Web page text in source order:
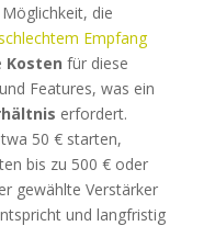
die
Empfang
Kosten für diese
Features, was ein
erfordert.
50 € starten,
bis zu 500 € oder
gewählte Verstärker
und langfristig